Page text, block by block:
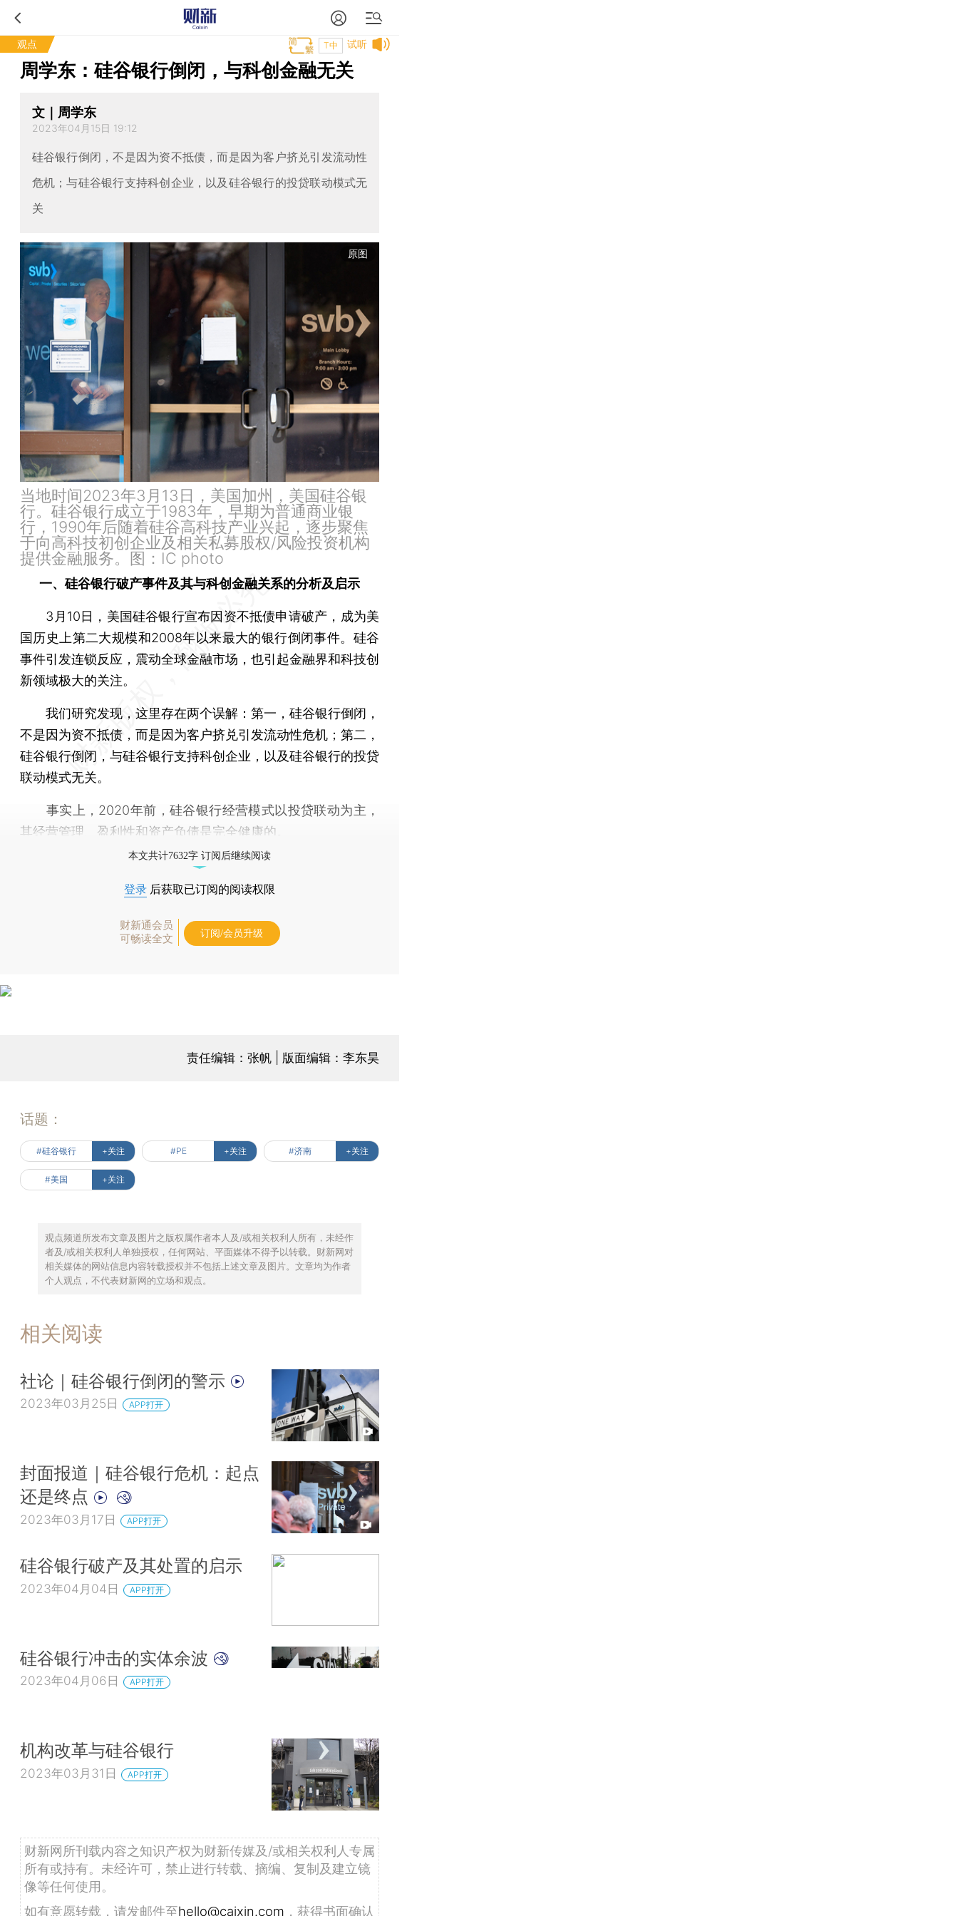
观点 试听
T中
周学东：硅谷银行倒闭，与科创金融无关
文｜周学东
2023年04月15日 19:12
硅谷银行倒闭，不是因为资不抵债，而是因为客户挤兑引发流动性
危机；与硅谷银行支持科创企业，以及硅谷银行的投贷联动模式无
关
原图
当地时间2023年3月13日，美国加州，美国硅谷银
行。硅谷银行成立于1983年，早期为普通商业银
行，1990年后随着硅谷高科技产业兴起，逐步聚焦
于向高科技初创企业及相关私募股权/风险投资机构
提供金融服务。图：IC photo
一、硅谷银行破产事件及其与科创金融关系的分析及启示
3月10日，美国硅谷银行宣布因资不抵债申请破产，成为美
国历史上第二大规模和2008年以来最大的银行倒闭事件。硅谷
事件引发连锁反应，震动全球金融市场，也引起金融界和科技创
新领域极大的关注。
我们研究发现，这里存在两个误解：第一，硅谷银行倒闭，
不是因为资不抵债，而是因为客户挤兑引发流动性危机；第二，
硅谷银行倒闭，与硅谷银行支持科创企业，以及硅谷银行的投贷
联动模式无关。
事实上，2020年前，硅谷银行经营模式以投贷联动为主，
其经营管理、盈利性和资产负债是完全健康的。
本文共计7632字 订阅后继续阅读
登录 后获取已订阅的阅读权限
财新通会员
可畅读全文
订阅/会员升级
责任编辑：张帆 | 版面编辑：李东昊
话题：
#硅谷银行 +关注 #PE +关注 #济南 +关注
#美国 +关注
观点频道所发布文章及图片之版权属作者本人及/或相关权利人所有，未经作
者及/或相关权利人单独授权，任何网站、平面媒体不得予以转载。财新网对
相关媒体的网站信息内容转载授权并不包括上述文章及图片。文章均为作者
个人观点，不代表财新网的立场和观点。
相关阅读
社论｜硅谷银行倒闭的警示
2023年03月25日 APP打开
封面报道｜硅谷银行危机：起点
还是终点
2023年03月17日 APP打开
硅谷银行破产及其处置的启示
2023年04月04日 APP打开
硅谷银行冲击的实体余波
2023年04月06日 APP打开
机构改革与硅谷银行
2023年03月31日 APP打开
财新网所刊载内容之知识产权为财新传媒及/或相关权利人专属
所有或持有。未经许可，禁止进行转载、摘编、复制及建立镜
像等任何使用。
如有意愿转载，请发邮件至hello@caixin.com ，获得书面确认